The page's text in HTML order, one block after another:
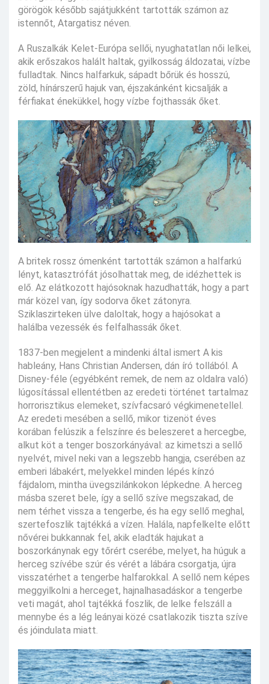
görögök később sajátjukként tartották számon az
istennőt, Atargatisz néven.
A Ruszalkák Kelet-Európa sellői, nyughatatlan női lelkei,
akik erőszakos halált haltak, gyilkosság áldozatai, vízbe
fulladtak. Nincs halfarkuk, sápadt bőrük és hosszú,
zöld, hínárszerű hajuk van, éjszakánként kicsalják a
férfiakat énekükkel, hogy vízbe fojthassák őket.
A britek rossz ómenként tartották számon a halfarkú
lényt, katasztrófát jósolhattak meg, de idézhettek is
elő. Az elátkozott hajósoknak hazudhatták, hogy a part
már közel van, így sodorva őket zátonyra.
Sziklaszirteken ülve daloltak, hogy a hajósokat a
halálba vezessék és felfalhassák őket.
1837-ben megjelent a mindenki által ismert A kis
hableány, Hans Christian Andersen, dán író tollából. A
Disney-féle (egyébként remek, de nem az oldalra való)
lúgosítással ellentétben az eredeti történet tartalmaz
horrorisztikus elemeket, szívfacsaró végkimenetellel.
Az eredeti mesében a sellő, mikor tizenöt éves
korában felúszik a felszínre és beleszeret a hercegbe,
alkut köt a tenger boszorkányával: az kimetszi a sellő
nyelvét, mivel neki van a legszebb hangja, cserében az
emberi lábakért, melyekkel minden lépés kínzó
fájdalom, mintha üvegszilánkokon lépkedne. A herceg
másba szeret bele, így a sellő szíve megszakad, de
nem térhet vissza a tengerbe, és ha egy sellő meghal,
szertefoszlik tajtékká a vízen. Halála, napfelkelte előtt
nővérei bukkannak fel, akik eladták hajukat a
boszorkánynak egy tőrért cserébe, melyet, ha húguk a
herceg szívébe szúr és vérét a lábára csorgatja, újra
visszatérhet a tengerbe halfarokkal. A sellő nem képes
meggyilkolni a herceget, hajnalhasadáskor a tengerbe
veti magát, ahol tajtékká foszlik, de lelke felszáll a
mennybe és a lég leányai közé csatlakozik tiszta szíve
és jóindulata miatt.